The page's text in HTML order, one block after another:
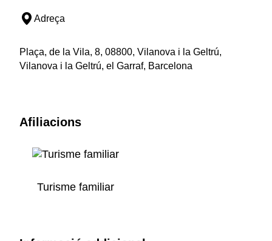
Adreça
Plaça, de la Vila, 8, 08800, Vilanova i la Geltrú,
Vilanova i la Geltrú, el Garraf, Barcelona
Afiliacions
Turisme familiar